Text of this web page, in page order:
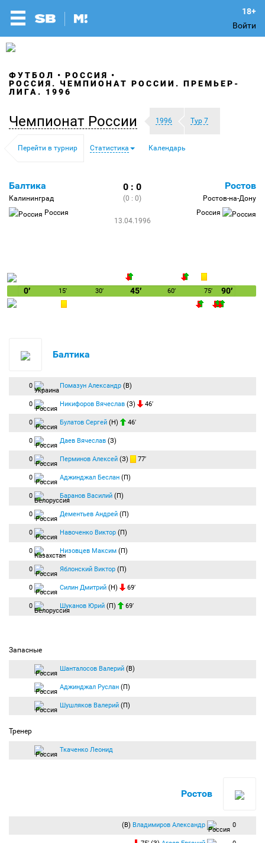
Войти
ФУТБОЛ
РОССИЯ
РОССИЯ. ЧЕМПИОНАТ РОССИИ. ПРЕМЬЕР-
ЛИГА. 1996
Чемпионат России 1996 Тур 7
Перейти в турнир Статистика Календарь
Балтика
Калининград
Россия
0 : 0
(0 : 0)
13.04.1996
Ростов
Ростов-на-Дону
Россия
0′ 15′ 30′ 45′ 60′ 75′ 90′
Балтика
0 Помазун Александр (В)
0 Никифоров Вячеслав (З) 46′
0 Булатов Сергей (Н) 46′
0 Даев Вячеслав (З)
0 Перминов Алексей (З) 77′
0 Аджинджал Беслан (П)
0 Баранов Василий (П)
0 Дементьев Андрей (П)
0 Навоченко Виктор (П)
0 Низовцев Максим (П)
0 Яблонский Виктор (П)
0 Силин Дмитрий (Н) 69′
0 Шуканов Юрий (П) 69′
Запасные
Шанталосов Валерий (В)
Аджинджал Руслан (П)
Шушляков Валерий (П)
Тренер
Ткаченко Леонид
Ростов
(В) Владимиров Александр 0